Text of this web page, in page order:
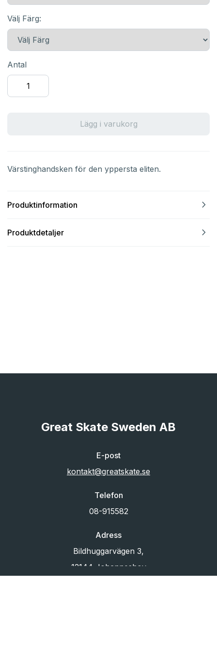
Välj Färg:
Antal
Lägg i varukorg
Värstinghandsken för den yppersta eliten.
Produktinformation navigate_next
Produktdetaljer navigate_next
Great Skate Sweden AB
E-post
kontakt@greatskate.se
Telefon
08-915582
Adress
Bildhuggarvägen 3,
12144 Johanneshov